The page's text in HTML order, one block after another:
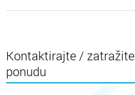
Kontaktirajte / zatražite
ponudu